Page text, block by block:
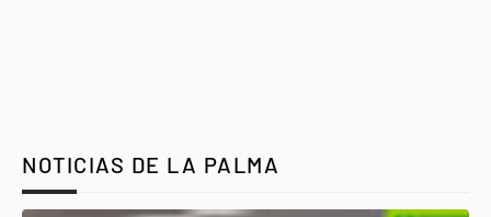
NOTICIAS DE LA PALMA